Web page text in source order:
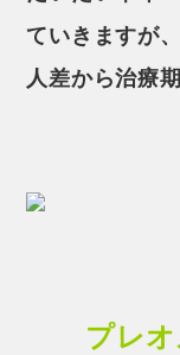
ていきますが
人差から治療
プレオ